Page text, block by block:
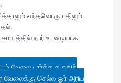
எந்தவொரு பதிலும்
நபர் உடனடியாக
வேலை பார்த்த தகுதிச்
வேலைக்கு செல்ல ஓர் அரிய